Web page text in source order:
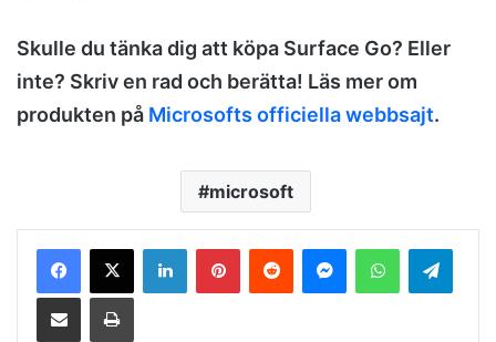
Skulle du tänka dig att köpa Surface Go? Eller
inte? Skriv en rad och berätta! Läs mer om
produkten på Microsofts officiella webbsajt.
microsoft